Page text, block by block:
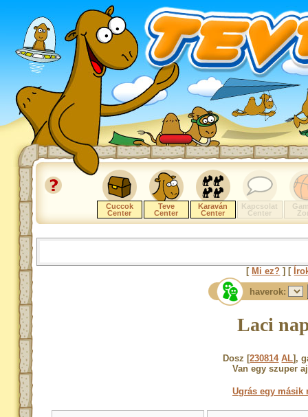
Cuccok
Center
Teve
Center
Karaván
Center
Kapcsolat
Center
[ Mi ez? ] [
haverok:
Laci
Dosz [230814 AL],
Van egy szuper
Ugrás egy másik